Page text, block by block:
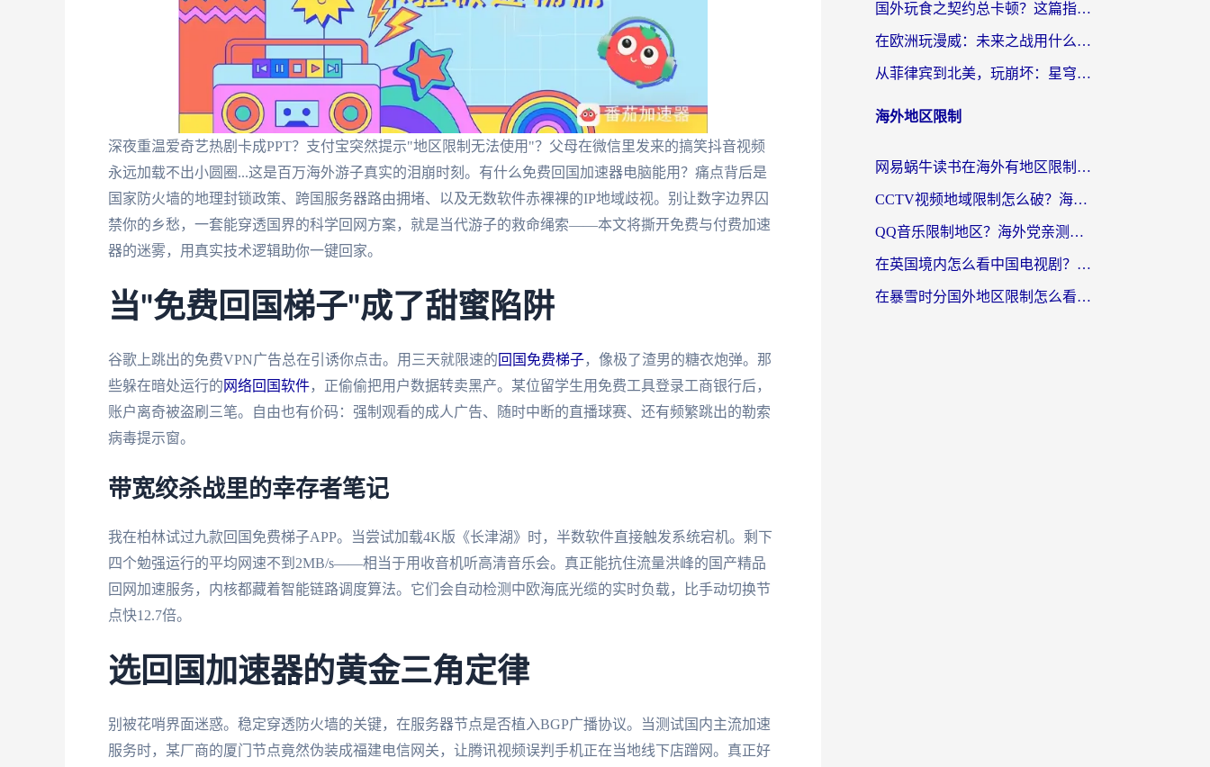
深夜重温爱奇艺热剧卡成PPT？支付宝突然提示"地区限制无法使用"？父母在微信里发来的搞笑抖音视频
永远加载不出小圆圈...这是百万海外游子真实的泪崩时刻。有什么免费回国加速器电脑能用？痛点背后是
国家防火墙的地理封锁政策、跨国服务器路由拥堵、以及无数软件赤裸裸的IP地域歧视。别让数字边界囚
禁你的乡愁，一套能穿透国界的科学回网方案，就是当代游子的救命绳索——本文将撕开免费与付费加速
器的迷雾，用真实技术逻辑助你一键回家。
当"免费回国梯子"成了甜蜜陷阱
谷歌上跳出的免费VPN广告总在引诱你点击。用三天就限速的回国免费梯子，像极了渣男的糖衣炮弹。那
些躲在暗处运行的 网络回国软件，正偷偷把用户数据转卖黑产。某位留学生用免费工具登录工商银行后，
账户离奇被盗刷三笔。自由也有价码：强制观看的成人广告、随时中断的直播球赛、还有频繁跳出的勒索
病毒提示窗。
带宽绞杀战里的幸存者笔记
我在柏林试过九款回国免费梯子APP。当尝试加载4K版《长津湖》时，半数软件直接触发系统宕机。剩下
四个勉强运行的平均网速不到2MB/s——相当于用收音机听高清音乐会。真正能抗住流量洪峰的国产精品
回网加速服务，内核都藏着智能链路调度算法。它们会自动检测中欧海底光缆的实时负载，比手动切换节
点快12.7倍。
选回国加速器的黄金三角定律
别被花哨界面迷惑。稳定穿透防火墙的关键，在服务器节点是否植入BGP广播协议。当测试国内主流加速
服务时，某厂商的厦门节点竟然伪装成福建电信网关，让腾讯视频误判手机正在当地线下店蹭网。真正好
国外玩食之契约总卡顿？这篇指南帮你选对加速器（附瑞士地鼠传奇、菲律宾纳萨力克之王方案）
在欧洲玩漫威：未来之战用什么加速器最好用？老玩家亲测避坑指南
从菲律宾到北美，玩崩坏：星穹铁道用什么加速器好？我试过5款后选了它
海外地区限制
网易蜗牛读书在海外有地区限制怎么破解？3个实用方案帮你畅读无阻（附缅甸美国使用技巧）
CCTV视频地域限制怎么破？海外党亲测有效的回国加速解决方案
QQ音乐限制地区？海外党亲测有效的回国加速器选择指南（附听书音乐全攻略）
在英国境内怎么看中国电视剧？留英党亲测有效的追剧自由指南
在暴雪时分国外地区限制怎么看？海外党亲测有效的回国加速指南